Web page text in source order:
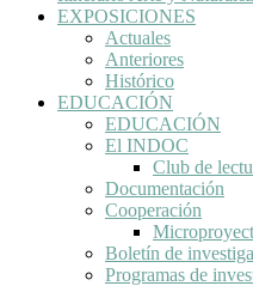
EXPOSICIONES
Actuales
Anteriores
Histórico
EDUCACIÓN
EDUCACIÓN
El INDOC
Club de
Documentación
Cooperación
Boletín de
Programas de